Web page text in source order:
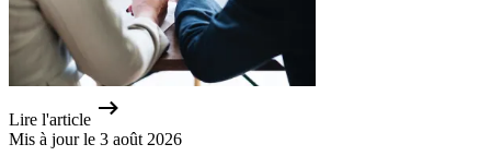
Lire l'article
Mis à jour le 3 août 2026